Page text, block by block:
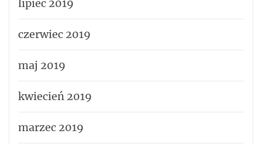
lipiec 2019
czerwiec 2019
maj 2019
kwiecień 2019
marzec 2019